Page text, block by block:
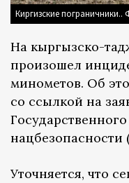
Киргизские пограничники..
На кыргызско-
произошел
минометов. Об
со ссылкой на
нацбезопасности
Уточняется, что